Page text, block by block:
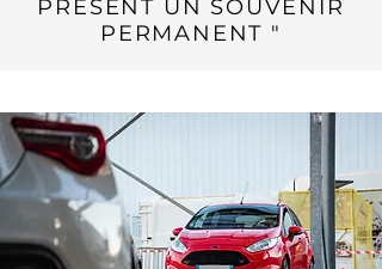
PRÉSENT UN SOUVENIR
PERMANENT "